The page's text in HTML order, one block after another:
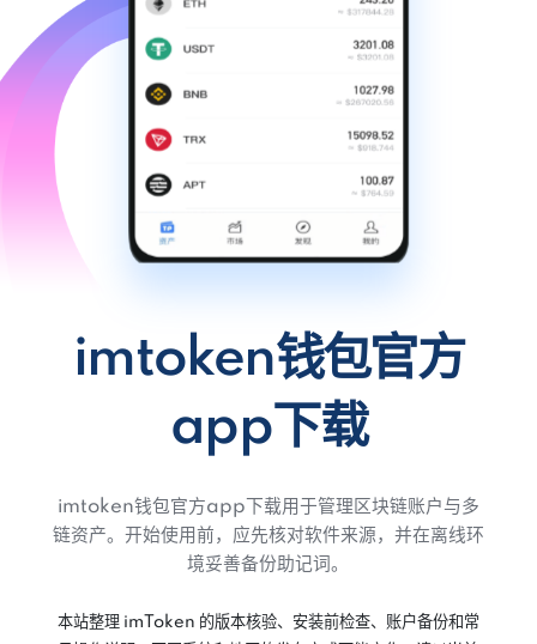
imtoken钱包官方
app下载
imtoken钱包官方app下载用于管理区块链账户与多
链资产。开始使用前，应先核对软件来源，并在离线环
境妥善备份助记词。
本站整理 imToken 的版本核验、安装前检查、账户备份和常